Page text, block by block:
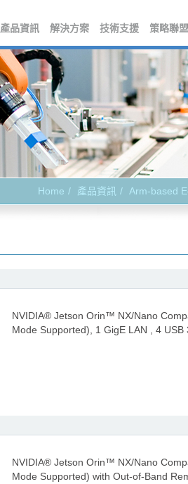
產品資訊 解決方案 技術支援 策略聯盟
Home 產品資訊 Arm-based
NVIDIA® Jetson Orin™ NX/Nano
Mode Supported), 1 GigE LAN , 4
NVIDIA® Jetson Orin™ NX/Nano
Mode Supported) with Out-of-Band